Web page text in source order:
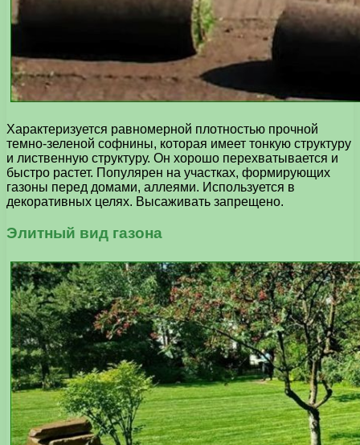
Характеризуется равномерной плотностью прочной
темно-зеленой софнины, которая имеет тонкую структуру
и лиственную структуру. Он хорошо перехватывается и
быстро растет. Популярен на участках, формирующих
газоны перед домами, аллеями. Используется в
декоративных целях. Высаживать запрещено.
Элитный вид газона